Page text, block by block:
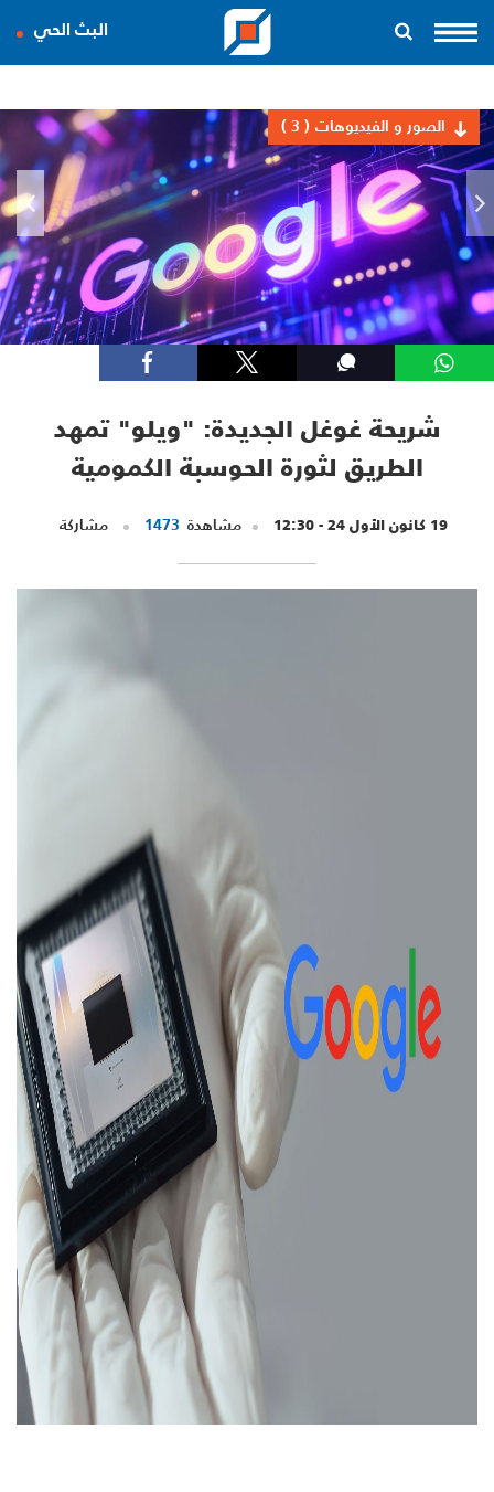
البث الحي
الصور و الفيديوهات ( 3 )
شريحة غوغل الجديدة: "ويلو" تمهد
الطريق لثورة الحوسبة الكمومية
19 كانون الأول 24 - 12:30 مشاهدة 1473 مشاركة